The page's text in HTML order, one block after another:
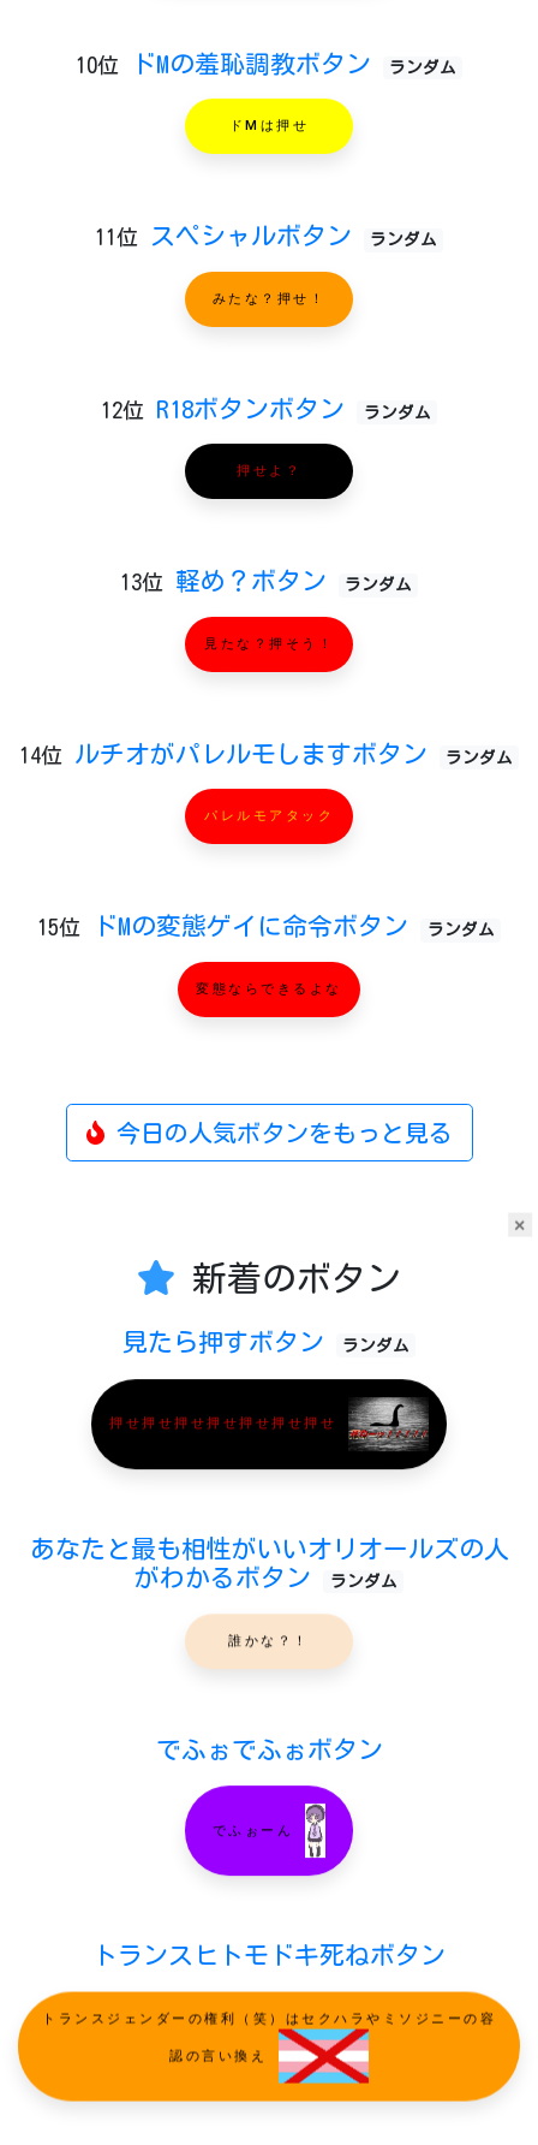
×
10位 ドMの羞恥調教ボタン ランダム
ドMは押せ
11位 スペシャルボタン ランダム
みたな？押せ！
12位 R18ボタンボタン ランダム
押せよ？
13位 軽め？ボタン ランダム
見たな？押そう！
14位 ルチオがパレルモしますボタン ランダム
パレルモアタック
15位 ドMの変態ゲイに命令ボタン ランダム
変態ならできるよな
今日の人気ボタンをもっと見る
新着のボタン
見たら押すボタン ランダム
押せ押せ押せ押せ押せ押せ押せ
あなたと最も相性がいいオリオールズの人
がわかるボタン
ランダム
誰かな？！
でふぉでふぉボタン
でふぉーん
トランスヒトモドキ死ねボタン
トランスジェンダーの権利（笑）はセクハラやミソジニーの容
認の言い換え